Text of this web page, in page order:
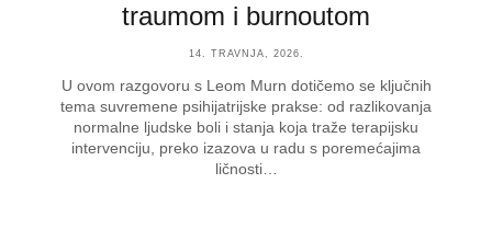
traumom i burnoutom
14. TRAVNJA, 2026.
U ovom razgovoru s Leom Murn dotičemo se ključnih
tema suvremene psihijatrijske prakse: od razlikovanja
normalne ljudske boli i stanja koja traže terapijsku
intervenciju, preko izazova u radu s poremećajima
ličnosti…